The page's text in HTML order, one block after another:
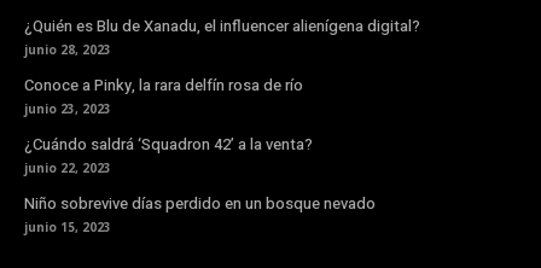
¿Quién es Blu de Xanadu, el influencer alienígena digital?
junio 28, 2023
Conoce a Pinky, la rara delfín rosa de río
junio 23, 2023
¿Cuándo saldrá ‘Squadron 42’ a la venta?
junio 22, 2023
Niño sobrevive días perdido en un bosque nevado
junio 15, 2023